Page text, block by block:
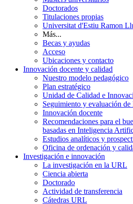
Doctorados
Titulaciones propias
Universitat d'Estiu Ramon
Más...
Becas y ayudas
Acceso
Ubicaciones y contacto
Innovación docente y calidad
Nuestro modelo pedagógico
Plan estratégico
Unidad de Calidad e
Seguimiento y evaluación de
Innovación docente
Recomendaciones para el
basadas en Inteligencia
Estudios analíticos y
Oficina de ordenación y
Investigación e innovación
La investigación en la URL
Ciencia abierta
Doctorado
Actividad de transferencia
Cátedras URL